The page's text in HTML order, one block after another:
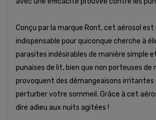
Conçu par la marque Ront, cet aérosol est
indispensable pour quiconque cherche à
parasites indésirables de manière simple
punaises de lit, bien que non porteuses de
provoquent des démangeaisons
perturber votre sommeil. Grâce à cet
dire adieu aux nuits agitées !